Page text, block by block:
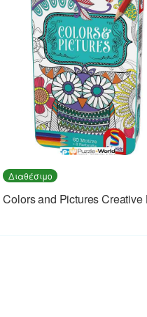
Διαθέσιμο
Colors and Pictures Creative